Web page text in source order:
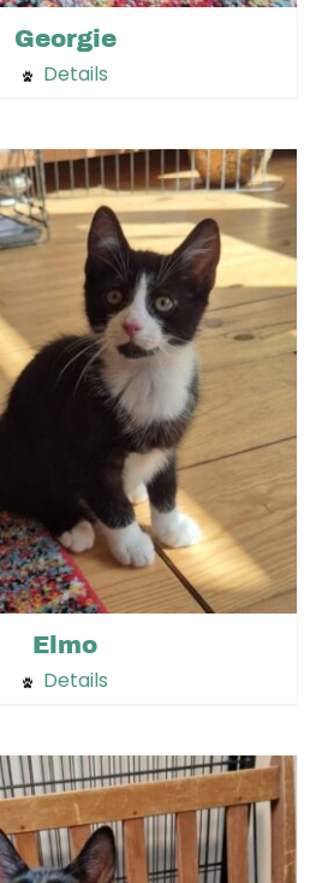
Georgie
Details
Elmo
Details